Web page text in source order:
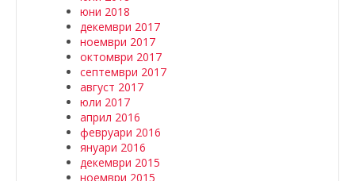
юни 2018
декември 2017
ноември 2017
октомври 2017
септември 2017
август 2017
юли 2017
април 2016
февруари 2016
януари 2016
декември 2015
ноември 2015